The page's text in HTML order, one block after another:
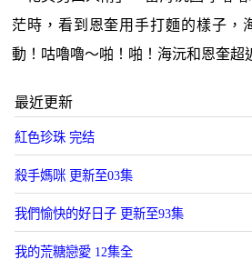
茫時，看到恩奎用手打麵的樣子，
動！咕嚕嚕～啪！啪！海沅和恩奎超
最近更新
紅色珍珠 完结
殺手媽咪 更新至03集
我們愉快的好日子 更新至93集
我的荒糖戀愛 12集全